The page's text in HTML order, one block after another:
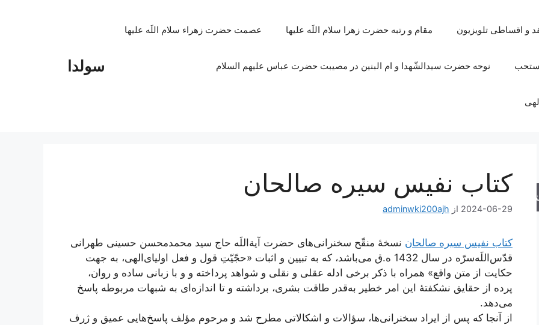
سولدا
و اقساطی تلویزیون مقام و رتبه حضرت زهرا سلام اللَه علیها عصمت حضرت زهراء سلام اللَه علیها
نوحه حضرت سیدالشّهدا و ام البنین در مصیبت حضرت عباس علیهم السلام
کتاب نفیس سیره صالحان
2024-06-29 از adminwki200ajh
کتاب نفیس سیره صالحان نسخۀ منقّح سخنرانی‌های حضرت آیة‌اللَه حاج سید محمدمحسن حسینی طهرانی
قدّس‌اللَه‌سرّه در سال 1432 ه.ق می‌باشد، که به تبیین و اثبات «حجّیّتِ قول و فعل اولیای‌الهی، به جهت
حکایت از متن واقع» همراه با ذکر برخی ادله عقلی و نقلی و شواهد پرداخته و و با زبانی ساده و روان،
پرده از حقایق نشکفتۀ این امر خطیر به‌قدر طاقت بشری، بر‌داشته و تا اندازه‌ای به شبهات مربوطه پاسخ
می‌دهد.
از آنجا که پس از ایراد سخنرانی‌ها، سؤالات و اشکالاتی مطرح شد و مرحوم مؤلف پاسخ‌هایی عمیق و ژرف